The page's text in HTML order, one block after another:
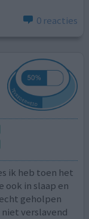
0 reacties
ik heb toen het
ook in slaap en
geholpen
verslavend